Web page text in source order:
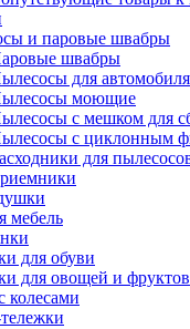
и паровые швабры
швабры
для автомобиля
моющие
с мешком для
с циклонным
для
мебель
для обуви
для овощей и фруктов
колесами